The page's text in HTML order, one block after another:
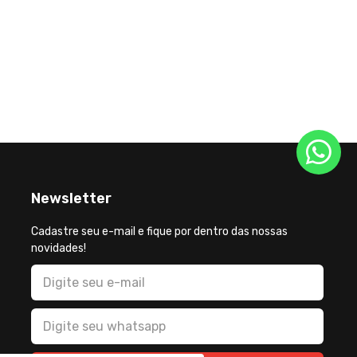
Newsletter
Cadastre seu e-mail e fique por dentro das nossas
novidades!